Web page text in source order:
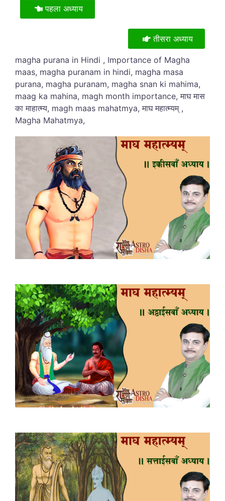
पहला अध्याय
तीसरा अध्याय
magha purana in Hindi , Importance of Magha
maas, magha puranam in hindi, magha masa
purana, magha puranam, magha snan ki mahima,
maag ka mahina, magh month importance, माघ मास
का माहात्म्य, magh maas mahatmya, माघ महात्म्यम् ,
Magha Mahatmya,